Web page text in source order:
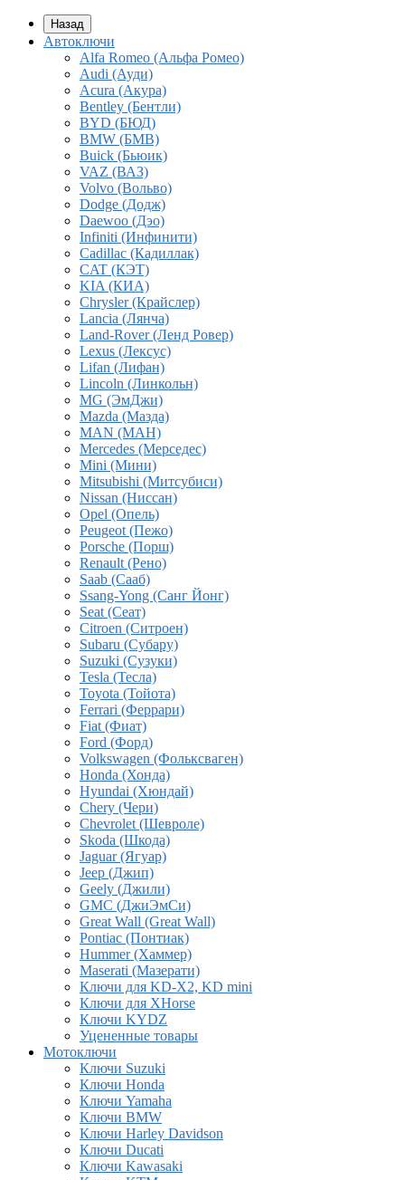
Назад
Автоключи
Alfa Romeo (Альфа Ромео)
Audi (Ауди)
Acura (Акура)
Bentley (Бентли)
BYD (БЮД)
BMW (БМВ)
Buick (Бьюик)
VAZ (ВАЗ)
Volvo (Вольво)
Dodge (Додж)
Daewoo (Дэо)
Infiniti (Инфинити)
Cadillac (Кадиллак)
CAT (КЭТ)
KIA (КИА)
Chrysler (Крайслер)
Lancia (Лянча)
Land-Rover (Ленд Ровер)
Lexus (Лексус)
Lifan (Лифан)
Lincoln (Линкольн)
MG (ЭмДжи)
Mazda (Мазда)
MAN (МАН)
Mercedes (Мерседес)
Mini (Мини)
Mitsubishi (Митсубиси)
Nissan (Ниссан)
Opel (Опель)
Peugeot (Пежо)
Porsche (Порш)
Renault (Рено)
Saab (Сааб)
Ssang-Yong (Санг Йонг)
Seat (Сеат)
Citroen (Ситроен)
Subaru (Субару)
Suzuki (Сузуки)
Tesla (Тесла)
Toyota (Тойота)
Ferrari (Феррари)
Fiat (Фиат)
Ford (Форд)
Volkswagen (Фольксваген)
Honda (Хонда)
Hyundai (Хюндай)
Chery (Чери)
Chevrolet (Шевроле)
Skoda (Шкода)
Jaguar (Ягуар)
Jeep (Джип)
Geely (Джили)
GMC (ДжиЭмСи)
Great Wall (Great Wall)
Pontiac (Понтиак)
Hummer (Хаммер)
Maserati (Мазерати)
Ключи для KD-X2, KD mini
Ключи для XHorse
Ключи KYDZ
Уцененные товары
Мотоключи
Ключи Suzuki
Ключи Honda
Ключи Yamaha
Ключи BMW
Ключи Harley Davidson
Ключи Ducati
Ключи Kawasaki